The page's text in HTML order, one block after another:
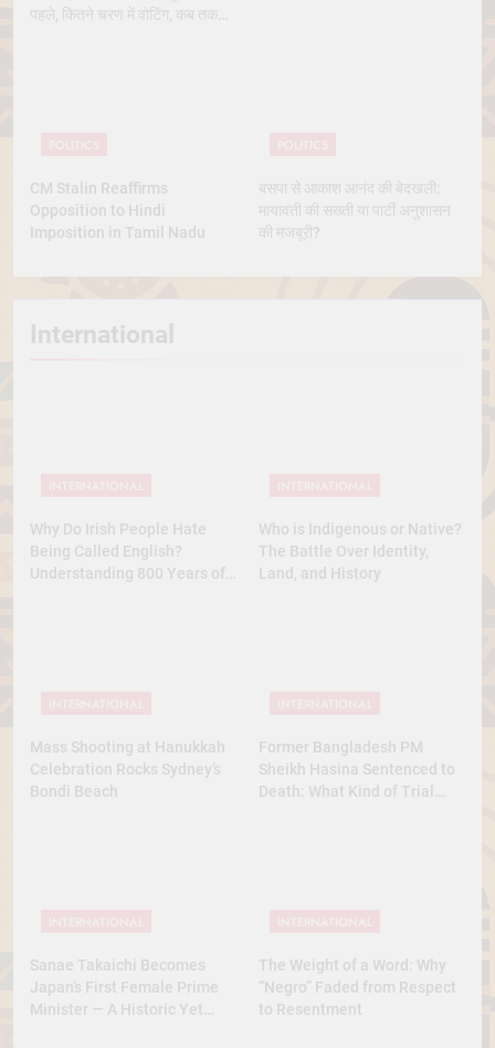
पहले, कितने चरण में वोटिंग, कब तक
CM Stalin Reaffirms
Opposition to Hindi
Imposition in Tamil Nadu
बसपा से आकाश आनंद की बेदखली:
मायावती की सख्ती या पार्टी अनुशासन
की मजबूरी?
International
Why Do Irish People Hate
Being Called English?
Understanding 800 Years of
Who is Indigenous or Native?
The Battle Over Identity,
Land, and History
Mass Shooting at Hanukkah
Celebration Rocks Sydney’s
Bondi Beach
Former Bangladesh PM
Sheikh Hasina Sentenced to
Death: What Kind of Trial
Sanae Takaichi Becomes
Japan’s First Female Prime
Minister — A Historic Yet
The Weight of a Word: Why
“Negro” Faded from Respect
to Resentment